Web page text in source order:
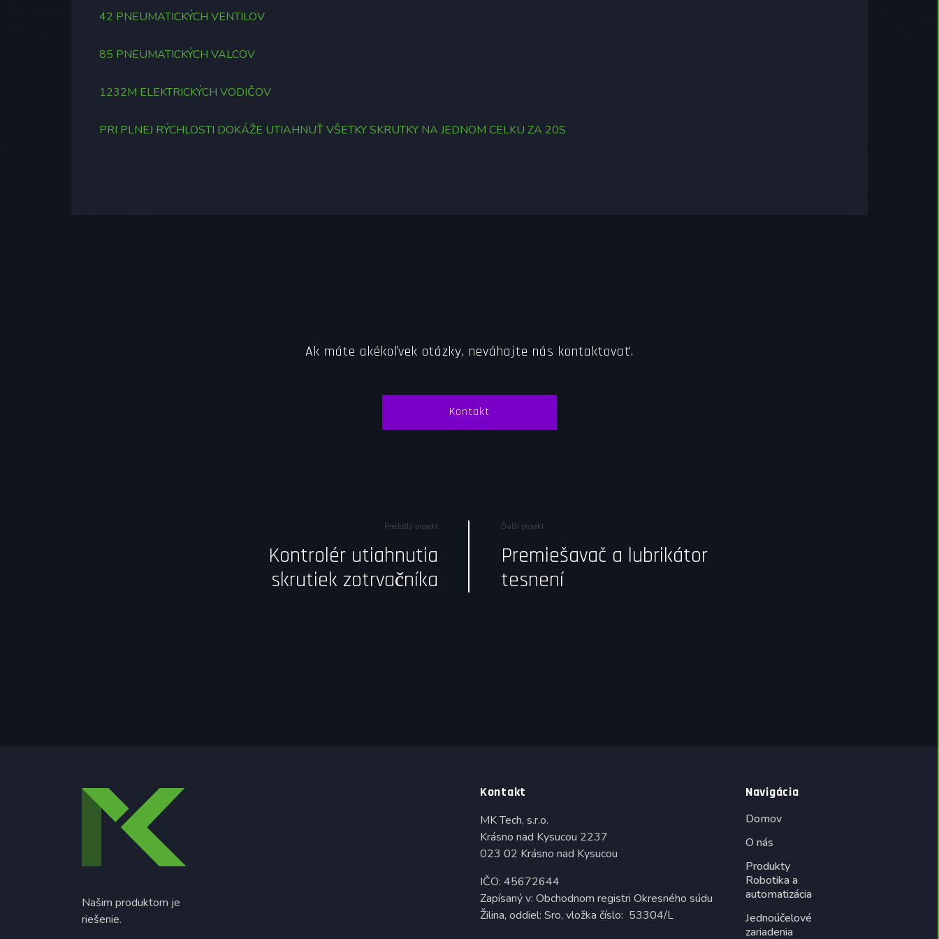
42 PNEUMATICKÝCH VENTILOV
85 PNEUMATICKÝCH VALCOV
1232M ELEKTRICKÝCH VODIČOV
PRI PLNEJ RÝCHLOSTI DOKÁŽE UTIAHNUŤ VŠETKY SKRUTKY NA JEDNOM CELKU ZA 20S
Ak máte akékoľvek otázky, neváhajte nás kontaktovať.
Kontakt
Predošlý projekt
Kontrolér utiahnutia
skrutiek zotrvačníka
Ďalší projekt
Premiešavač a lubrikátor
tesnení
Našim produktom je
riešenie.
Kontakt
MK Tech, s.r.o.
Krásno nad Kysucou 2237
023 02 Krásno nad Kysucou
IČO: 45672644
Zapísaný v: Obchodnom registri Okresného súdu
Žilina, oddiel: Sro, vložka číslo: 53304/L
Navigácia
Domov
O nás
Produkty
Robotika a
automatizácia
Jednoúčelové
zariadenia